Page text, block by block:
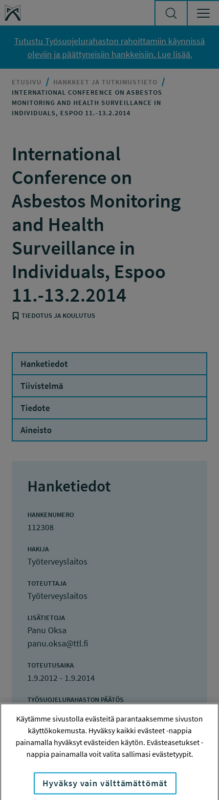
Siirry sisältöön
Työsuojelurahasto
Tutustu Työsuojelurahaston rahoittamiin käynnissä
oleviin ja päättyneisiin hankkeisiin. Lue lisää.
ETUSIVU
HANKKEET JA TUTKIMUSTIETO
INTERNATIONAL CONFERENCE ON ASBESTOS
MONITORING AND HEALTH SURVEILLANCE IN
INDIVIDUALS, ESPOO 11.-13.2.2014
International
Conference on
Asbestos Monitoring
and Health
Surveillance in
Individuals, Espoo
11.-13.2.2014
TIEDOTUS JA KOULUTUS
Hanketiedot
Tiivistelmä
Tiedote
Aineisto
Hanketiedot
HANKENUMERO
112308
HAKIJA
Työterveyslaitos
TOTEUTTAJA
Työterveyslaitos
LISÄTIETOJA
Panu Oksa
panu.oksa@ttl.fi
TOTEUTUSAIKA
1.9.2012 - 1.9.2014
TYÖSUOJELURAHASTON PÄÄTÖS
20 000 euroa
KOKONAISKUSTANNUKSET
96 520 euroa
TULOKSET VALMISTUNEET
1.9.2014
Käytämme sivustolla evästeitä parantaaksemme sivuston
käyttökokemusta. Hyväksy kaikki evästeet -nappia
painamalla hyväksyt evästeiden käytön. Evästeasetukset -
nappia painamalla voit valita sallimasi evästetyypit.
Hyväksy vain välttämättömät